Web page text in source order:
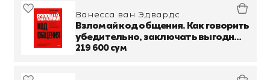
Ванесса ван Эдвардс
Взломай код общения. Как говорить
убедительно, заключать выгодные
сделки и влиять на людей
219 600 сум